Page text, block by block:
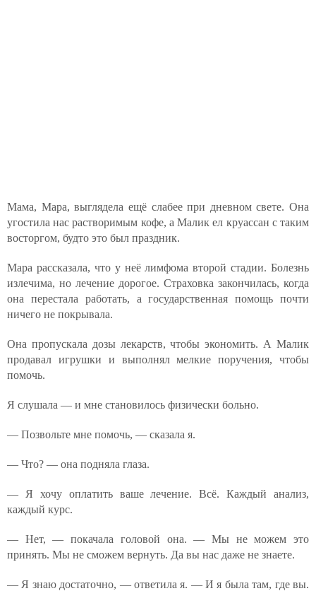
Мама, Марa, выглядела ещё слабее при дневном свете. Она
угостила нас растворимым кофе, а Малик ел круассан с таким
восторгом, будто это был праздник.
Мара рассказала, что у неё лимфома второй стадии. Болезнь
излечима, но лечение дорогое. Страховка закончилась, когда
она перестала работать, а государственная помощь почти
ничего не покрывала.
Она пропускала дозы лекарств, чтобы экономить. А Малик
продавал игрушки и выполнял мелкие поручения, чтобы
помочь.
Я слушала — и мне становилось физически больно.
— Позвольте мне помочь, — сказала я.
— Что? — она подняла глаза.
— Я хочу оплатить ваше лечение. Всё. Каждый анализ,
каждый курс.
— Нет, — покачала головой она. — Мы не можем это
принять. Мы не сможем вернуть. Да вы нас даже не знаете.
— Я знаю достаточно, — ответила я. — И я была там, где вы.